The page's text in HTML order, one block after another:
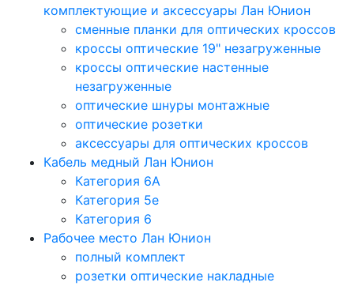
комплектующие и аксессуары Лан Юнион
сменные планки для оптических кроссов
кроссы оптические 19" незагруженные
кроссы оптические настенные
незагруженные
оптические шнуры монтажные
оптические розетки
аксессуары для оптических кроссов
Кабель медный Лан Юнион
Категория 6A
Категория 5e
Категория 6
Рабочее место Лан Юнион
полный комплект
розетки оптические накладные